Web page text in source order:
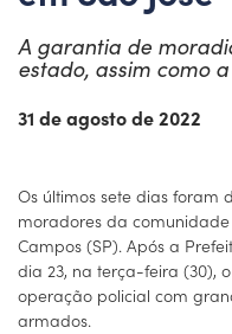
A garantia de
estado, assim como
31 de agosto de 2022
Os últimos sete dias foram
moradores da
Campos (SP). Após a
dia 23, na terça-feira (30),
operação policial com
armados.